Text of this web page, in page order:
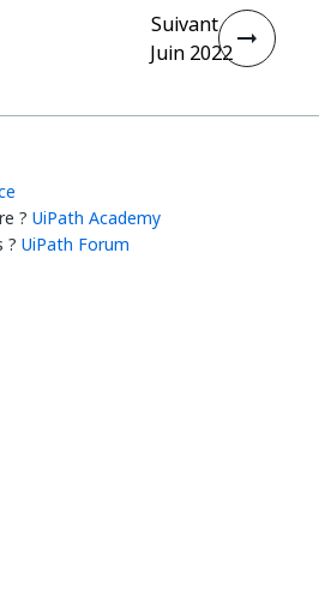
Suivant
Juin 2022
? UiPath Academy
? UiPath Forum